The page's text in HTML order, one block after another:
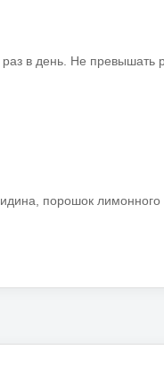
в день. Не превышать
порошок лимонного